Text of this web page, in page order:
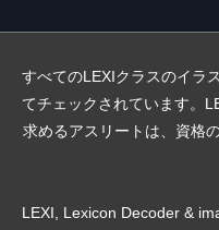
すべてのLEXIクラスのイラ
てチェックされています。
求めるアスリートは、資格
LEXI, Lexicon Decoder &